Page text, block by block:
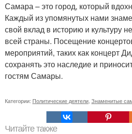
Самара – это город, который
Каждый из упомянутых нами
свой вклад в историю и культуру
всей страны. Посещение
мероприятий, таких как концерт
сохранять это наследие и
гостям Самары.
Категории: Политические деятели Знаменитые
Читайте также